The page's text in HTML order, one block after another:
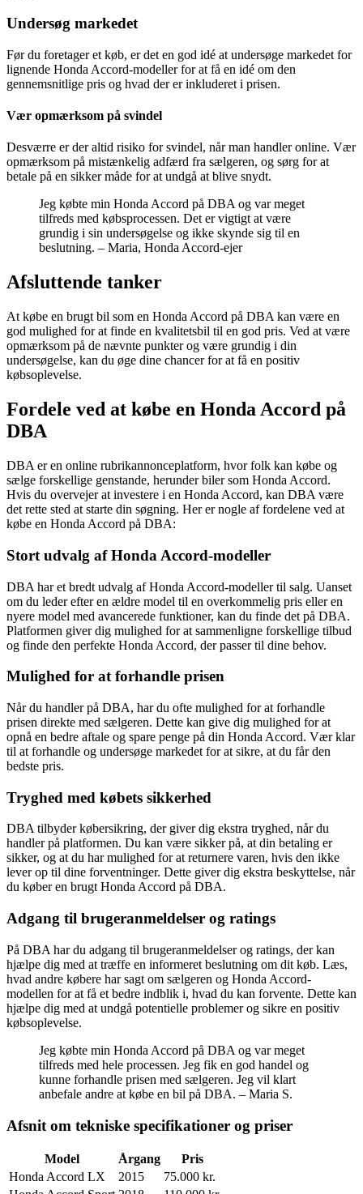
Undersøg markedet
Før du foretager et køb, er det en god idé at undersøge markedet for
lignende Honda Accord-modeller for at få en idé om den
gennemsnitlige pris og hvad der er inkluderet i prisen.
Vær opmærksom på svindel
Desværre er der altid risiko for svindel, når man handler online. Vær
opmærksom på mistænkelig adfærd fra sælgeren, og sørg for at
betale på en sikker måde for at undgå at blive snydt.
Jeg købte min Honda Accord på DBA og var meget
tilfreds med købsprocessen. Det er vigtigt at være
grundig i sin undersøgelse og ikke skynde sig til en
beslutning. – Maria, Honda Accord-ejer
Afsluttende tanker
At købe en brugt bil som en Honda Accord på DBA kan være en
god mulighed for at finde en kvalitetsbil til en god pris. Ved at være
opmærksom på de nævnte punkter og være grundig i din
undersøgelse, kan du øge dine chancer for at få en positiv
købsoplevelse.
Fordele ved at købe en Honda Accord på
DBA
DBA er en online rubrikannonceplatform, hvor folk kan købe og
sælge forskellige genstande, herunder biler som Honda Accord.
Hvis du overvejer at investere i en Honda Accord, kan DBA være
det rette sted at starte din søgning. Her er nogle af fordelene ved at
købe en Honda Accord på DBA:
Stort udvalg af Honda Accord-modeller
DBA har et bredt udvalg af Honda Accord-modeller til salg. Uanset
om du leder efter en ældre model til en overkommelig pris eller en
nyere model med avancerede funktioner, kan du finde det på DBA.
Platformen giver dig mulighed for at sammenligne forskellige tilbud
og finde den perfekte Honda Accord, der passer til dine behov.
Mulighed for at forhandle prisen
Når du handler på DBA, har du ofte mulighed for at forhandle
prisen direkte med sælgeren. Dette kan give dig mulighed for at
opnå en bedre aftale og spare penge på din Honda Accord. Vær klar
til at forhandle og undersøge markedet for at sikre, at du får den
bedste pris.
Tryghed med købets sikkerhed
DBA tilbyder købersikring, der giver dig ekstra tryghed, når du
handler på platformen. Du kan være sikker på, at din betaling er
sikker, og at du har mulighed for at returnere varen, hvis den ikke
lever op til dine forventninger. Dette giver dig ekstra beskyttelse, når
du køber en brugt Honda Accord på DBA.
Adgang til brugeranmeldelser og ratings
På DBA har du adgang til brugeranmeldelser og ratings, der kan
hjælpe dig med at træffe en informeret beslutning om dit køb. Læs,
hvad andre købere har sagt om sælgeren og Honda Accord-
modellen for at få et bedre indblik i, hvad du kan forvente. Dette kan
hjælpe dig med at undgå potentielle problemer og sikre en positiv
købsoplevelse.
Jeg købte min Honda Accord på DBA og var meget
tilfreds med hele processen. Jeg fik en god handel og
kunne forhandle prisen med sælgeren. Jeg vil klart
anbefale andre at købe en bil på DBA. – Maria S.
Afsnit om tekniske specifikationer og priser
Model Årgang
Pris
Honda Accord LX
2015
75.000 kr.